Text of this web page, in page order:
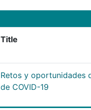
Title
Retos y oportunidades
de COVID-19